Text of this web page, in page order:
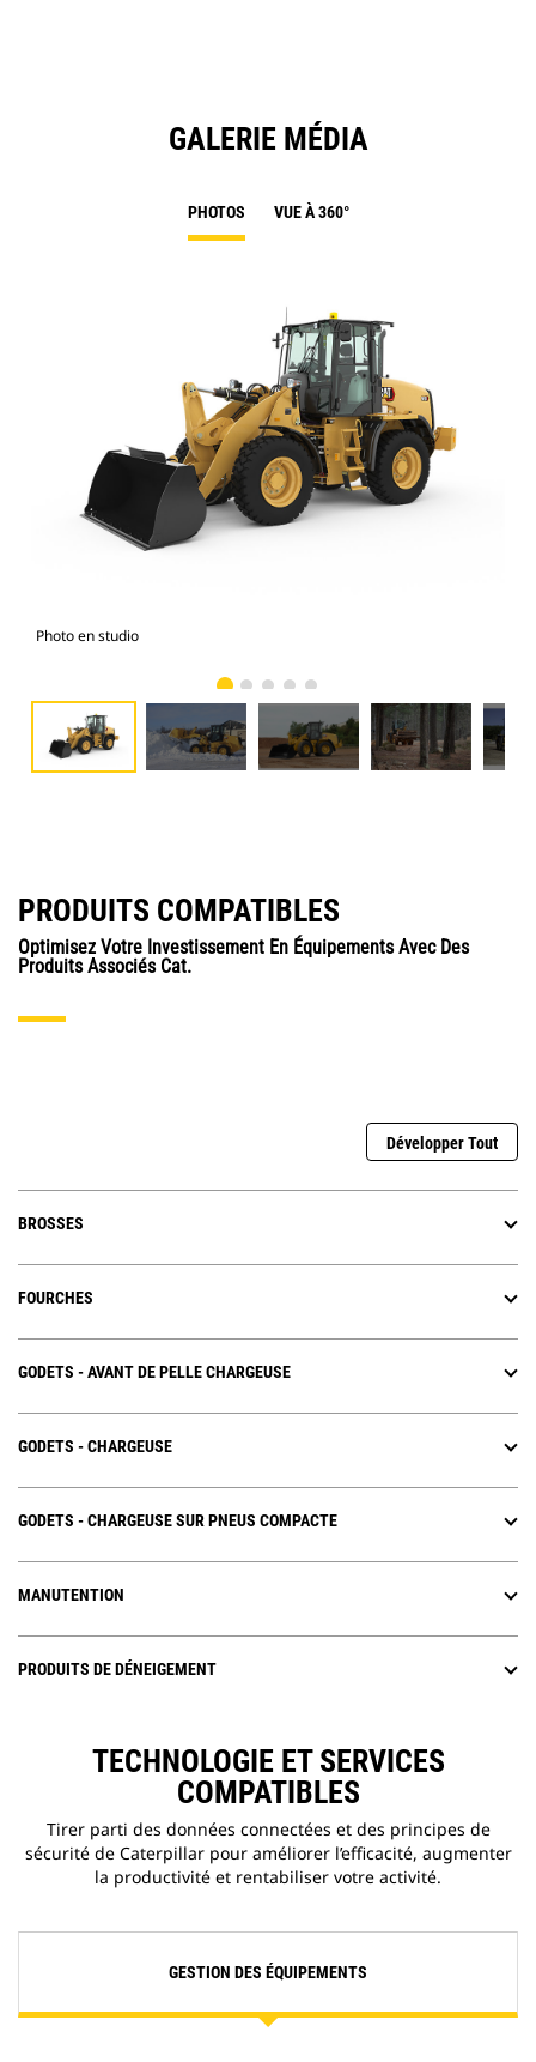
GALERIE MÉDIA
PHOTOS VUE À 360°
Photo en studio
PRODUITS COMPATIBLES
Optimisez Votre Investissement En Équipements Avec Des
Produits Associés Cat.
Développer Tout
BROSSES
FOURCHES
GODETS - AVANT DE PELLE CHARGEUSE
GODETS - CHARGEUSE
GODETS - CHARGEUSE SUR PNEUS COMPACTE
MANUTENTION
PRODUITS DE DÉNEIGEMENT
TECHNOLOGIE ET SERVICES
COMPATIBLES
Tirer parti des données connectées et des principes de
sécurité de Caterpillar pour améliorer l’efficacité, augmenter
la productivité et rentabiliser votre activité.
GESTION DES ÉQUIPEMENTS